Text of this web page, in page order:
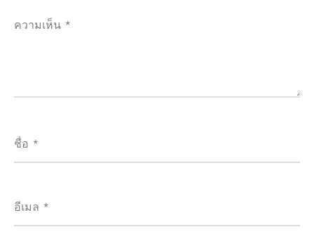
ความเห็น *
ชื่อ *
อีเมล *